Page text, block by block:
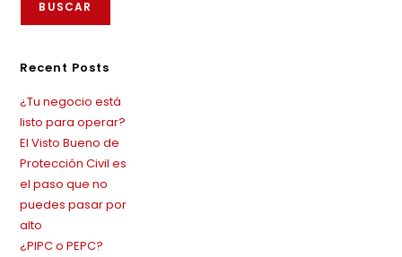
BUSCAR
Recent Posts
¿Tu negocio está
listo para operar?
El Visto Bueno de
Protección Civil es
el paso que no
puedes pasar por
alto
¿PIPC o PEPC?